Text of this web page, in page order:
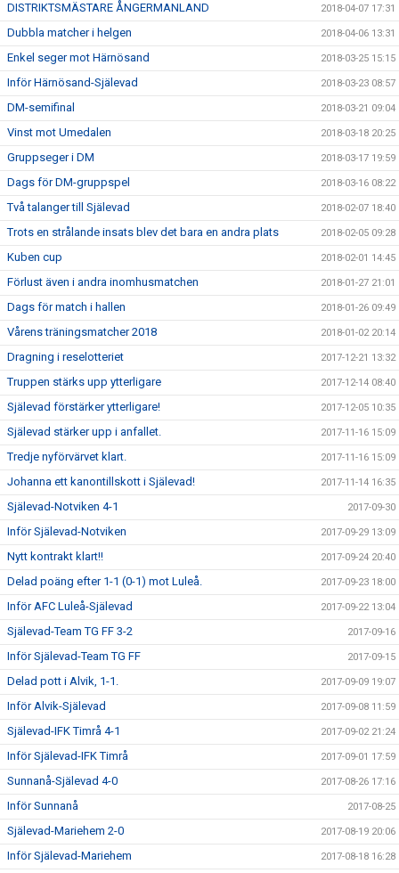
DISTRIKTSMÄSTARE ÅNGERMANLAND 2018-04-07 17:31
Dubbla matcher i helgen 2018-04-06 13:31
Enkel seger mot Härnösand 2018-03-25 15:15
Inför Härnösand-Själevad 2018-03-23 08:57
DM-semifinal 2018-03-21 09:04
Vinst mot Umedalen 2018-03-18 20:25
Gruppseger i DM 2018-03-17 19:59
Dags för DM-gruppspel 2018-03-16 08:22
Två talanger till Själevad 2018-02-07 18:40
Trots en strålande insats blev det bara en andra plats 2018-02-05 09:28
Kuben cup 2018-02-01 14:45
Förlust även i andra inomhusmatchen 2018-01-27 21:01
Dags för match i hallen 2018-01-26 09:49
Vårens träningsmatcher 2018 2018-01-02 20:14
Dragning i reselotteriet 2017-12-21 13:32
Truppen stärks upp ytterligare 2017-12-14 08:40
Själevad förstärker ytterligare! 2017-12-05 10:35
Själevad stärker upp i anfallet. 2017-11-16 15:09
Tredje nyförvärvet klart. 2017-11-16 15:09
Johanna ett kanontillskott i Själevad! 2017-11-14 16:35
Själevad-Notviken 4-1 2017-09-30
Inför Själevad-Notviken 2017-09-29 13:09
Nytt kontrakt klart!! 2017-09-24 20:40
Delad poäng efter 1-1 (0-1) mot Luleå. 2017-09-23 18:00
Inför AFC Luleå-Själevad 2017-09-22 13:04
Själevad-Team TG FF 3-2 2017-09-16
Inför Själevad-Team TG FF 2017-09-15
Delad pott i Alvik, 1-1. 2017-09-09 19:07
Inför Alvik-Själevad 2017-09-08 11:59
Själevad-IFK Timrå 4-1 2017-09-02 21:24
Inför Själevad-IFK Timrå 2017-09-01 17:59
Sunnanå-Själevad 4-0 2017-08-26 17:16
Inför Sunnanå 2017-08-25
Själevad-Mariehem 2-0 2017-08-19 20:06
Inför Själevad-Mariehem 2017-08-18 16:28